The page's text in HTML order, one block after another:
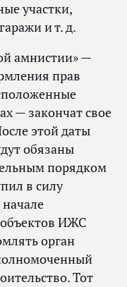
участки,
и т. д.
амнистии» —
прав
— закончат свое
этой даты
обязаны
порядком
в силу
начале
объектов ИЖС
орган
Тот